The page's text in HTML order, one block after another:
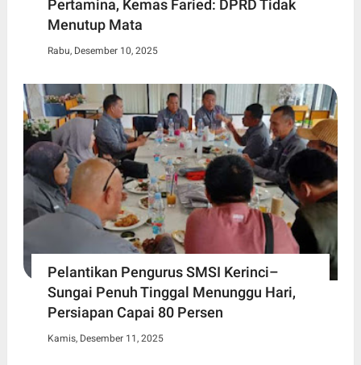
Pertamina, Kemas Faried: DPRD Tidak
Menutup Mata
Rabu, Desember 10, 2025
Pelantikan Pengurus SMSI Kerinci–
Sungai Penuh Tinggal Menunggu Hari,
Persiapan Capai 80 Persen
Kamis, Desember 11, 2025